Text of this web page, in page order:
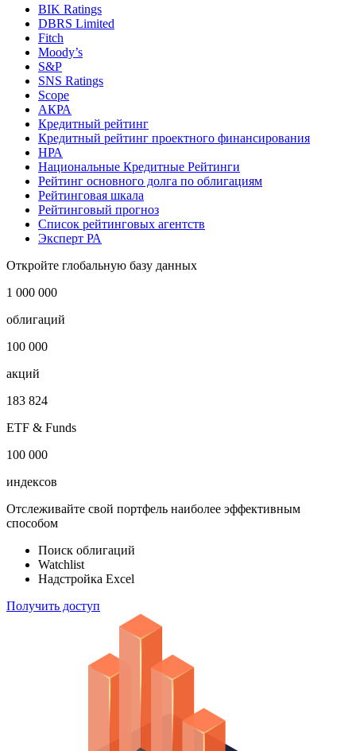
BIK Ratings
DBRS Limited
Fitch
Moody’s
S&P
SNS Ratings
Scope
АКРА
Кредитный рейтинг
Кредитный рейтинг проектного финансирования
НРА
Национальные Кредитные Рейтинги
Рейтинг основного долга по облигациям
Рейтинговая шкала
Рейтинговый прогноз
Список рейтинговых агентств
Эксперт РА
Откройте глобальную базу данных
1 000 000
облигаций
100 000
акций
183 824
ETF & Funds
100 000
индексов
Отслеживайте свой портфель наиболее эффективным
способом
Поиск облигаций
Watchlist
Надстройка Excel
Получить доступ